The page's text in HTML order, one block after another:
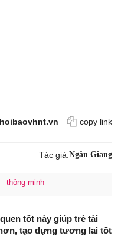
copy link
Tác giả:Ngân Giang
thông minh
tốt này giúp trẻ tài
tạo dựng tương lai tốt